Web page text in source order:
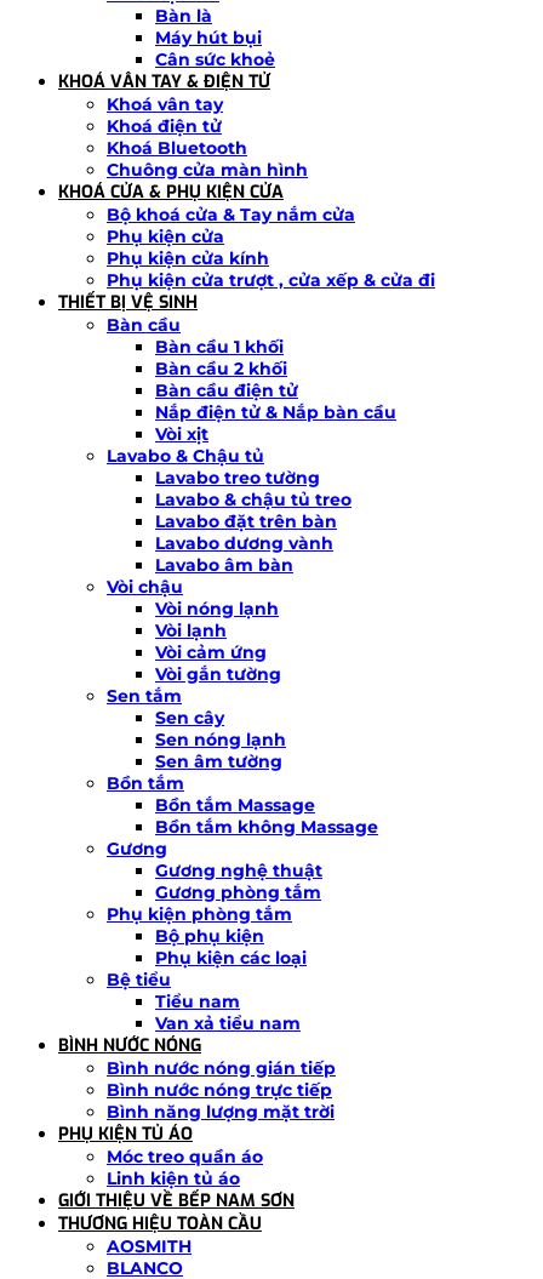
Bàn là
Máy hút bụi
Cân sức khoẻ
KHOÁ VÂN TAY & ĐIỆN TỬ
Khoá vân tay
Khoá điện tử
Khoá Bluetooth
Chuông cửa màn hình
KHOÁ CỬA & PHỤ KIỆN CỬA
Bộ khoá cửa & Tay nắm cửa
Phụ kiện cửa
Phụ kiện cửa kính
Phụ kiện cửa trượt , cửa xếp & cửa đi
THIẾT BỊ VỆ SINH
Bàn cầu
Bàn cầu 1 khối
Bàn cầu 2 khối
Bàn cầu điện tử
Nắp điện tử & Nắp bàn cầu
Vòi xịt
Lavabo & Chậu tủ
Lavabo treo tường
Lavabo & chậu tủ treo
Lavabo đặt trên bàn
Lavabo dương vành
Lavabo âm bàn
Vòi chậu
Vòi nóng lạnh
Vòi lạnh
Vòi cảm ứng
Vòi gắn tường
Sen tắm
Sen cây
Sen nóng lạnh
Sen âm tường
Bồn tắm
Bồn tắm Massage
Bồn tắm không Massage
Gương
Gương nghệ thuật
Gương phòng tắm
Phụ kiện phòng tắm
Bộ phụ kiện
Phụ kiện các loại
Bệ tiểu
Tiểu nam
Van xả tiểu nam
BÌNH NƯỚC NÓNG
Bình nước nóng gián tiếp
Bình nước nóng trực tiếp
Bình năng lượng mặt trời
PHỤ KIỆN TỦ ÁO
Móc treo quần áo
Linh kiện tủ áo
GIỚI THIỆU VỀ BẾP NAM SƠN
THƯƠNG HIỆU TOÀN CẦU
AOSMITH
BLANCO